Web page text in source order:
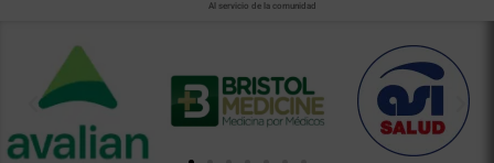
Al servicio de la comunidad